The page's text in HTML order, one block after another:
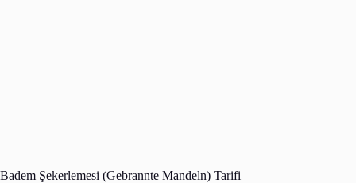
Badem Şekerlemesi (Gebrannte Mandeln) Tarifi